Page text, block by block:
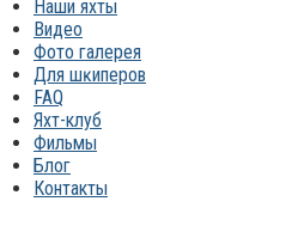
Наши яхты
Видео
Фото галерея
Для шĸиперов
FAQ
Яхт-клуб
Фильмы
Блог
Контакты